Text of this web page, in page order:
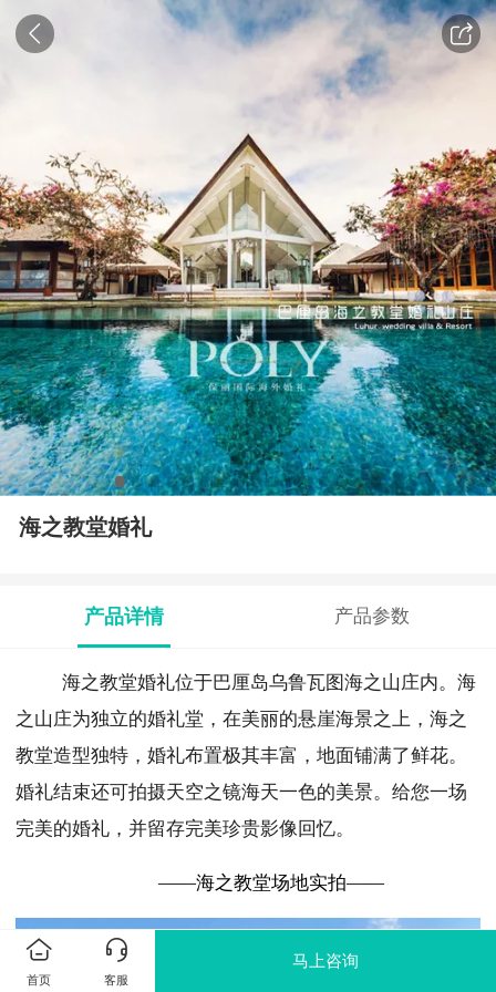
海之教堂婚礼
产品详情 产品参数
海之教堂婚礼位于巴厘岛乌鲁瓦图海之山庄内。海
之山庄为独立的婚礼堂，在美丽的悬崖海景之上，海之
教堂造型独特，婚礼布置极其丰富，地面铺满了鲜花。
婚礼结束还可拍摄天空之镜海天一色的美景。给您一场
完美的婚礼，并留存完美珍贵影像回忆。
——海之教堂场地实拍——
首页 客服
马上咨询